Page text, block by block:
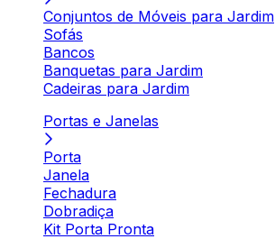
Conjuntos de Móveis para Jardim
Sofás
Bancos
Banquetas para Jardim
Cadeiras para Jardim
Portas e Janelas
Porta
Janela
Fechadura
Dobradiça
Kit Porta Pronta